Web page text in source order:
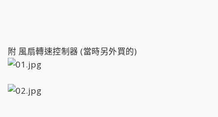
附 風扇轉速控制器 (當時另外買的)